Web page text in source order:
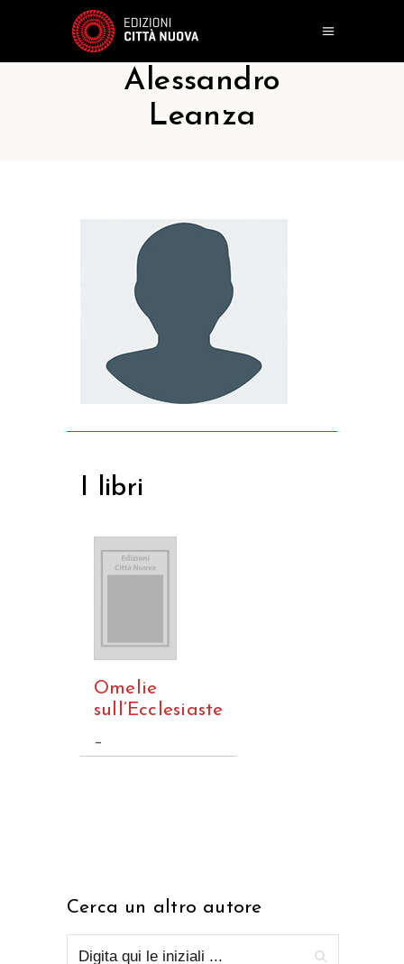
Alessandro
Leanza
I libri
Omelie
sull’Ecclesiaste
–
Cerca un altro autore